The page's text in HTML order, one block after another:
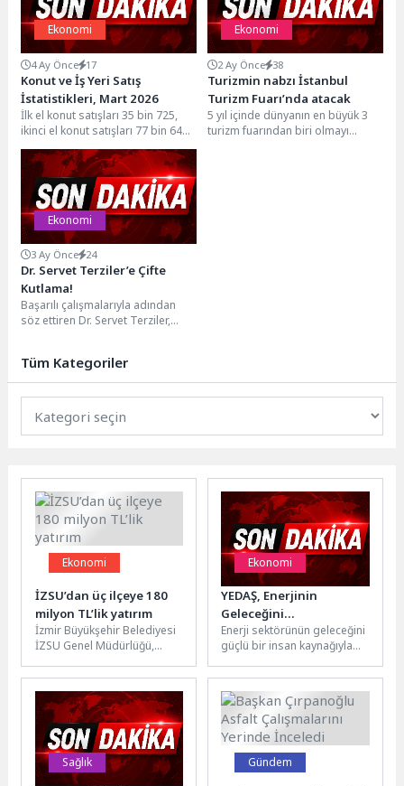
Ekonomi
4 Ay Önce 17
Konut ve İş Yeri Satış
İstatistikleri, Mart 2026
İlk el konut satışları 35 bin 725,
ikinci el konut satışları 77 bin 642
olarak...
Ekonomi
2 Ay Önce 38
Turizmin nabzı İstanbul
Turizm Fuarı’nda atacak
5 yıl içinde dünyanın en büyük 3
turizm fuarından biri olmayı
Ekonomi
3 Ay Önce 24
Dr. Servet Terziler’e Çifte
Kutlama!
Başarılı çalışmalarıyla adından
söz ettiren Dr. Servet Terziler,
Tüm Kategoriler
Ekonomi
İZSU’dan üç ilçeye 180
milyon TL’lik yatırım
İzmir Büyükşehir Belediyesi
İZSU Genel Müdürlüğü,
Selçuk’a uzanan bölgede
içme suyu altyapısını...
Ekonomi
YEDAŞ, Enerjinin
Geleceğini
Şekillendirecek Genç
Yetenekleri Arıyor
Enerji sektörünün geleceğini
güçlü bir insan kaynağıyla
öncelikleri arasında gören
YEDAŞ, genç yetenekleri...
Sağlık Gündem